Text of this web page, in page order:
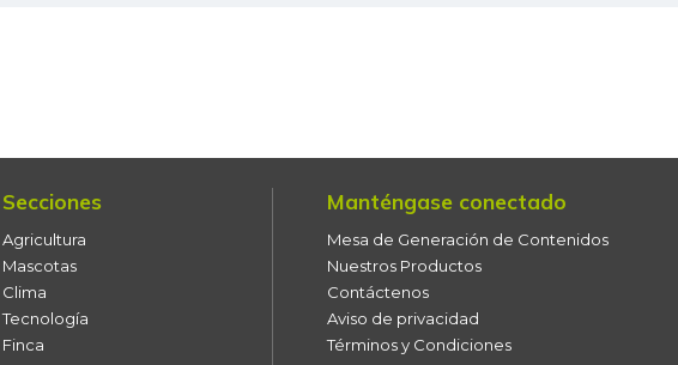
Costilla de res
Curuba larga
Espinaca
Secciones
Agricultura
Mascotas
Clima
Tecnología
Finca
Manténgase conectado
Mesa de Generación de Contenidos
Nuestros Productos
Contáctenos
Aviso de privacidad
Términos y Condiciones